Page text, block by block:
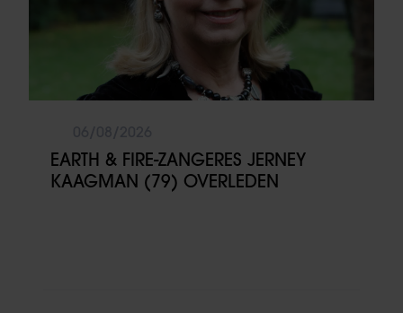
EARTH & FIRE-ZANGERES JERNEY
KAAGMAN (79) OVERLEDEN